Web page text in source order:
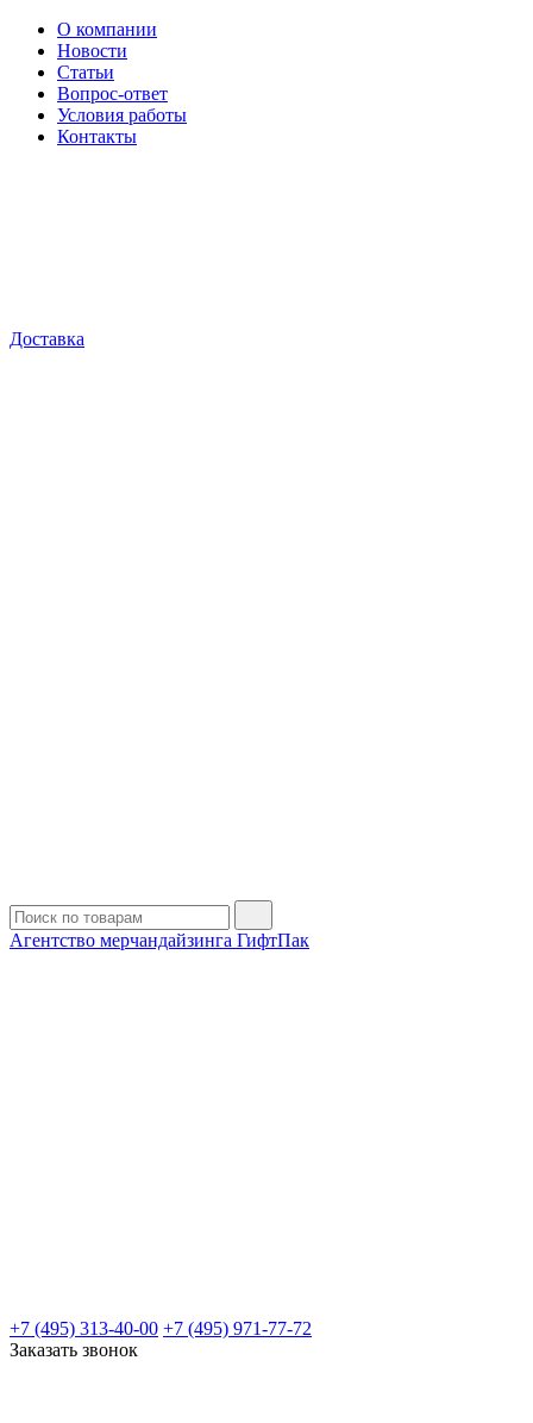
О компании
Новости
Статьи
Вопрос-ответ
Условия работы
Контакты
Доставка
Агентство мерчандайзинга ГифтПак
+7 (495) 313-40-00 +7 (495) 971-77-72
Заказать звонок